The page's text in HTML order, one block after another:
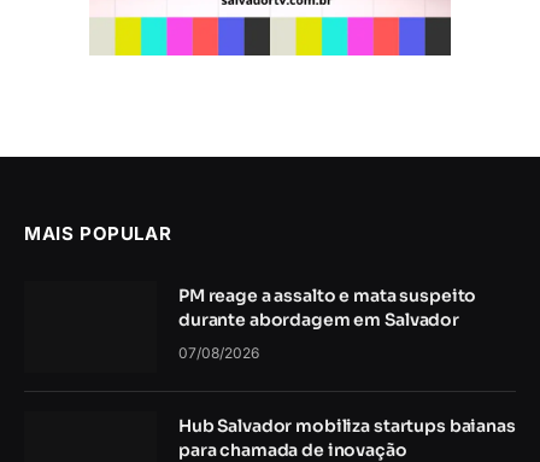
MAIS POPULAR
PM reage a assalto e mata suspeito
durante abordagem em Salvador
07/08/2026
Hub Salvador mobiliza startups baianas
para chamada de inovação